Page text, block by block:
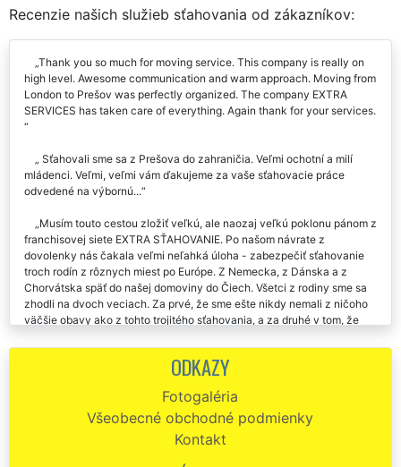
Recenzie našich služieb sťahovania od zákazníkov:
Thank you so much for moving service. This company is really on
high level. Awesome communication and warm approach. Moving from
London to Prešov was perfectly organized. The company EXTRA
SERVICES has taken care of everything. Again thank for your services.
Sťahovali sme sa z Prešova do zahraničia. Veľmi ochotní a milí
mládenci. Veľmi, veľmi vám ďakujeme za vaše sťahovacie práce
odvedené na výbornú...
Musím touto cestou zložiť veľkú, ale naozaj veľkú poklonu pánom z
franchisovej siete EXTRA SŤAHOVANIE. Po našom návrate z
dovolenky nás čakala veľmi neľahká úloha - zabezpečiť sťahovanie
troch rodín z rôznych miest po Európe. Z Nemecka, z Dánska a z
Chorvátska späť do našej domoviny do Čiech. Všetci z rodiny sme sa
zhodli na dvoch veciach. Za prvé, že sme ešte nikdy nemali z ničoho
väčšie obavy ako z tohto trojitého sťahovania, a za druhé v tom, že
a obetavosťou, s akou sme sa stretli u všetkých zamestnancov tejto
spoločnosti. Ich koordinácia celého sťahovania, koordinácia
sťahovanie jednej rodiny, bola neskutočná. Od samotného naloženia
všetkých sťahovaných vecí, ktoré všade a všetky zabalili a
zabezpečili proti poškodeniu pri preprave, až po ich vyloženie v
Čechách, ktoré mimochodom prebiehalo takmer v totožnom čase u
ODKAZY
Fotogaléria
Všeobecné obchodné podmienky
Kontakt